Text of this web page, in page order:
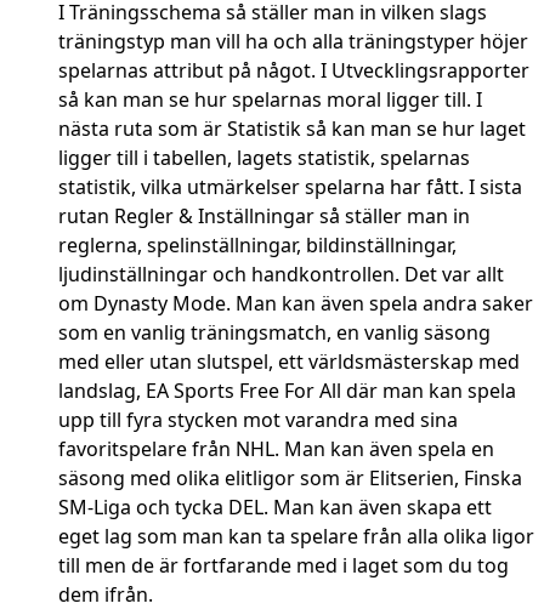
I Träningsschema så ställer man in vilken slags
träningstyp man vill ha och alla träningstyper höjer
spelarnas attribut på något. I Utvecklingsrapporter
så kan man se hur spelarnas moral ligger till. I
nästa ruta som är Statistik så kan man se hur laget
ligger till i tabellen, lagets statistik, spelarnas
statistik, vilka utmärkelser spelarna har fått. I sista
rutan Regler & Inställningar så ställer man in
reglerna, spelinställningar, bildinställningar,
ljudinställningar och handkontrollen. Det var allt
om Dynasty Mode. Man kan även spela andra saker
som en vanlig träningsmatch, en vanlig säsong
med eller utan slutspel, ett världsmästerskap med
landslag, EA Sports Free For All där man kan spela
upp till fyra stycken mot varandra med sina
favoritspelare från NHL. Man kan även spela en
säsong med olika elitligor som är Elitserien, Finska
SM-Liga och tycka DEL. Man kan även skapa ett
eget lag som man kan ta spelare från alla olika ligor
till men de är fortfarande med i laget som du tog
dem ifrån.